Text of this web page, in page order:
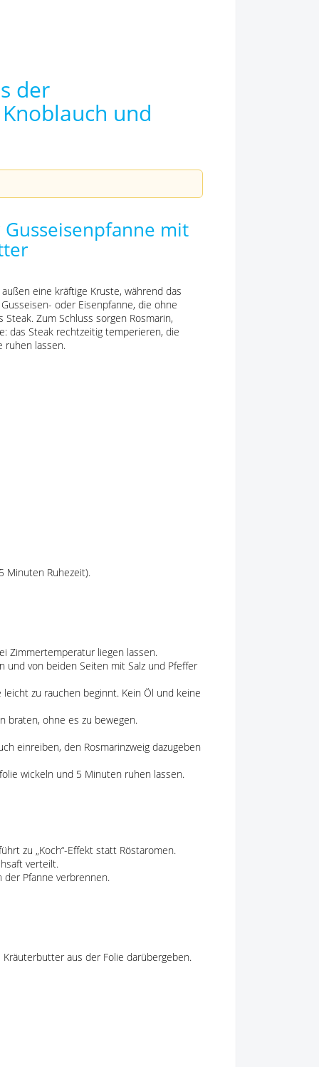
der
und
Gusseisenpfanne mit
eine kräftige Kruste, während das
oder Eisenpfanne, die ohne
Zum Schluss sorgen Rosmarin,
das Steak rechtzeitig temperieren, die
ruhen lassen.
Minuten Ruhezeit).
Zimmertemperatur liegen lassen.
und von beiden Seiten mit Salz und Pfeffer
zu rauchen beginnt. Kein Öl und keine
braten, ohne es zu bewegen.
einreiben, den Rosmarinzweig dazugeben
wickeln und 5 Minuten ruhen lassen.
zu „Koch“-Effekt statt Röstaromen.
verteilt.
Pfanne verbrennen.
aus der Folie darübergeben.